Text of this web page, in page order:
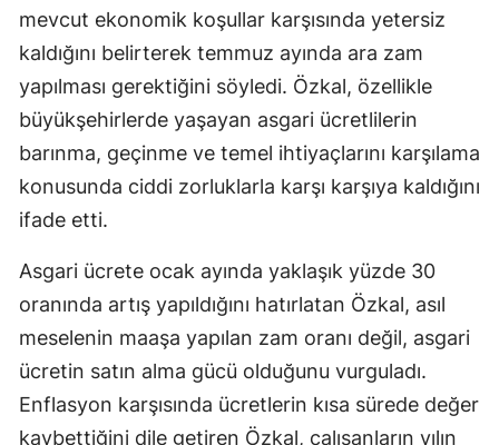
mevcut ekonomik koşullar karşısında yetersiz
kaldığını belirterek temmuz ayında ara zam
yapılması gerektiğini söyledi. Özkal, özellikle
büyükşehirlerde yaşayan asgari ücretlilerin
barınma, geçinme ve temel ihtiyaçlarını karşılama
konusunda ciddi zorluklarla karşı karşıya kaldığını
ifade etti.
Asgari ücrete ocak ayında yaklaşık yüzde 30
oranında artış yapıldığını hatırlatan Özkal, asıl
meselenin maaşa yapılan zam oranı değil, asgari
ücretin satın alma gücü olduğunu vurguladı.
Enflasyon karşısında ücretlerin kısa sürede değer
kaybettiğini dile getiren Özkal, çalışanların yılın